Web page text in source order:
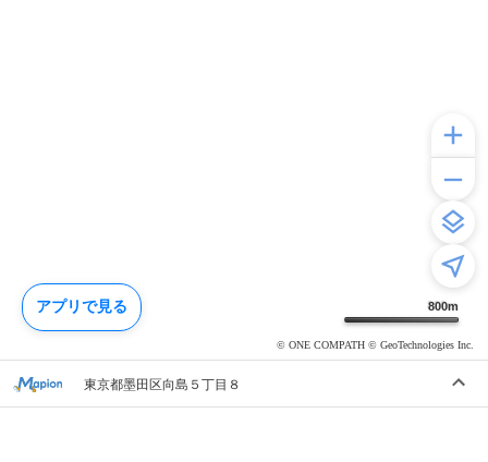
800m
© ONE COMPATH © GeoTechnologies Inc.
東京都墨田区向島５丁目８
アプリで見る